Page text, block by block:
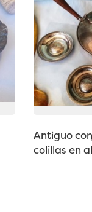
Antiguo
colillas en